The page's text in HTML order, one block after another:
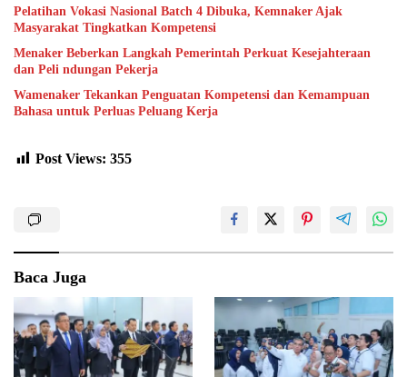
Pelatihan Vokasi Nasional Batch 4 Dibuka, Kemnaker Ajak
Masyarakat Tingkatkan Kompetensi
Menaker Beberkan Langkah Pemerintah Perkuat Kesejahteraan
dan Peli ndungan Pekerja
Wamenaker Tekankan Penguatan Kompetensi dan Kemampuan
Bahasa untuk Perluas Peluang Kerja
Post Views: 355
Baca Juga